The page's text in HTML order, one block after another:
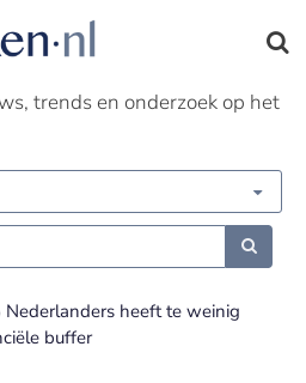
4
trends en onderzoek op het
Nederlanders heeft te weinig
buffer